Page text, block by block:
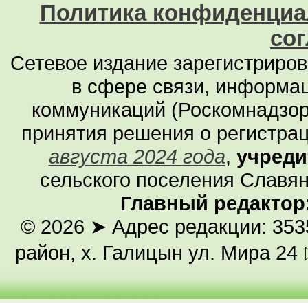
Политика
Сетевое издание
в сфере связи,
коммуникаций
принятия решения о
августа 2024 года,
сельского поселения
Главный
© 2026 ➤ Адрес редакции:
район, х. Галицын ул. Мира